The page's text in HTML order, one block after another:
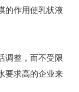
的作用使乳状液
调整，而不受限
要求高的企业来